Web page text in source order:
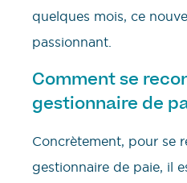
quelques mois, ce
passionnant.
Comment se
gestionnaire de
Concrètement, pour se
gestionnaire de paie, il